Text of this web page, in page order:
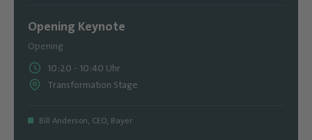
Opening Keynote
Opening
10:20 - 10:40 Uhr
Transformation Stage
Bill Anderson, CEO, Bayer